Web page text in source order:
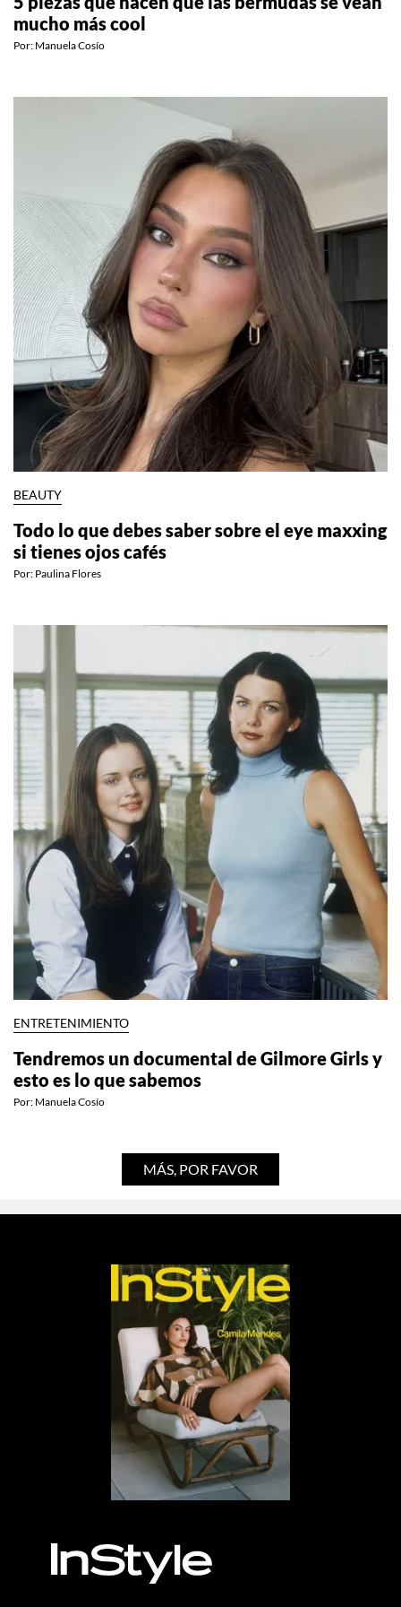
mucho más cool
Por: Manuela Cosío
BEAUTY
Todo lo que debes saber sobre el eye maxxing
si tienes ojos cafés
Por: Paulina Flores
ENTRETENIMIENTO
Tendremos un documental de Gilmore Girls y
esto es lo que sabemos
Por: Manuela Cosío
MÁS, POR FAVOR